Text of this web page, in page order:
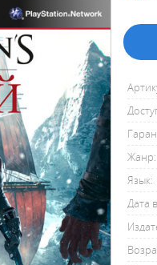
Жанр:
Язык:
Дата